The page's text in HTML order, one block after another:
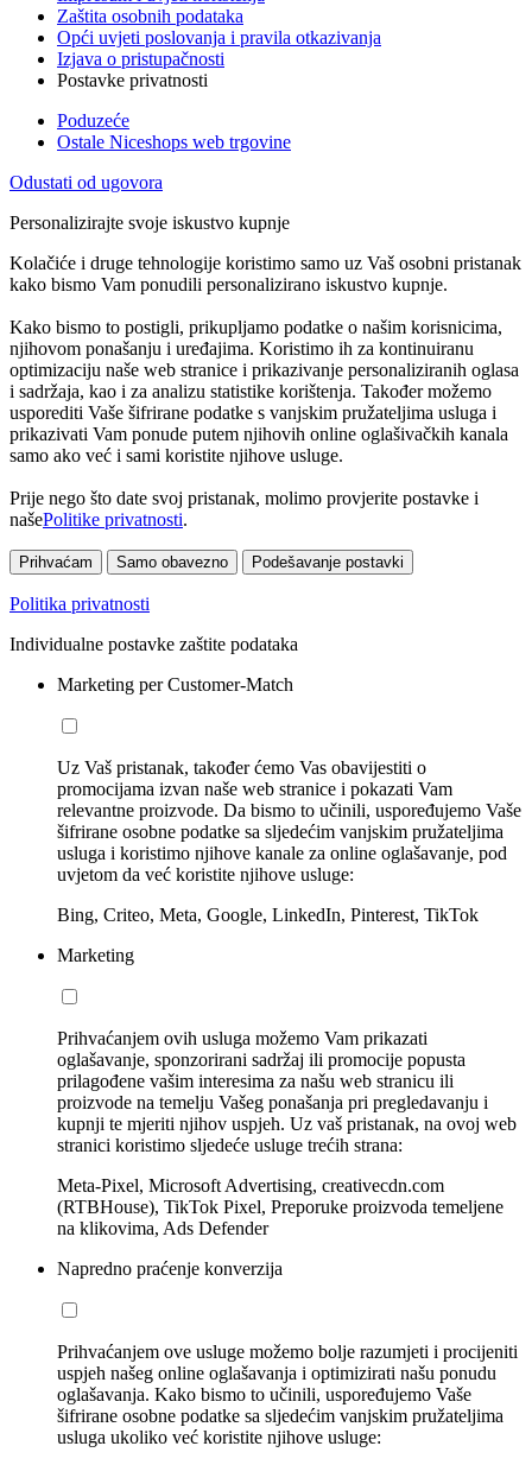
Zaštita osobnih podataka
Opći uvjeti poslovanja i pravila otkazivanja
Izjava o pristupačnosti
Postavke privatnosti
Poduzeće
Ostale Niceshops web trgovine
Odustati od ugovora
Personalizirajte svoje iskustvo kupnje
Kolačiće i druge tehnologije koristimo samo uz Vaš osobni pristanak
kako bismo Vam ponudili personalizirano iskustvo kupnje.
Kako bismo to postigli, prikupljamo podatke o našim korisnicima,
njihovom ponašanju i uređajima. Koristimo ih za kontinuiranu
optimizaciju naše web stranice i prikazivanje personaliziranih oglasa
i sadržaja, kao i za analizu statistike korištenja. Također možemo
usporediti Vaše šifrirane podatke s vanjskim pružateljima usluga i
prikazivati Vam ponude putem njihovih online oglašivačkih kanala
samo ako već i sami koristite njihove usluge.
Prije nego što date svoj pristanak, molimo provjerite postavke i
našePolitike privatnosti.
Prihvaćam Samo obavezno Podešavanje postavki
Politika privatnosti
Individualne postavke zaštite podataka
Marketing per Customer-Match
Uz Vaš pristanak, također ćemo Vas obavijestiti o
promocijama izvan naše web stranice i pokazati Vam
relevantne proizvode. Da bismo to učinili, uspoređujemo Vaše
šifrirane osobne podatke sa sljedećim vanjskim pružateljima
usluga i koristimo njihove kanale za online oglašavanje, pod
uvjetom da već koristite njihove usluge:
Bing, Criteo, Meta, Google, LinkedIn, Pinterest, TikTok
Marketing
Prihvaćanjem ovih usluga možemo Vam prikazati
oglašavanje, sponzorirani sadržaj ili promocije popusta
prilagođene vašim interesima za našu web stranicu ili
proizvode na temelju Vašeg ponašanja pri pregledavanju i
kupnji te mjeriti njihov uspjeh. Uz vaš pristanak, na ovoj web
stranici koristimo sljedeće usluge trećih strana:
Meta-Pixel, Microsoft Advertising, creativecdn.com
(RTBHouse), TikTok Pixel, Preporuke proizvoda temeljene
na klikovima, Ads Defender
Napredno praćenje konverzija
Prihvaćanjem ove usluge možemo bolje razumjeti i procijeniti
uspjeh našeg online oglašavanja i optimizirati našu ponudu
oglašavanja. Kako bismo to učinili, uspoređujemo Vaše
šifrirane osobne podatke sa sljedećim vanjskim pružateljima
usluga ukoliko već koristite njihove usluge: